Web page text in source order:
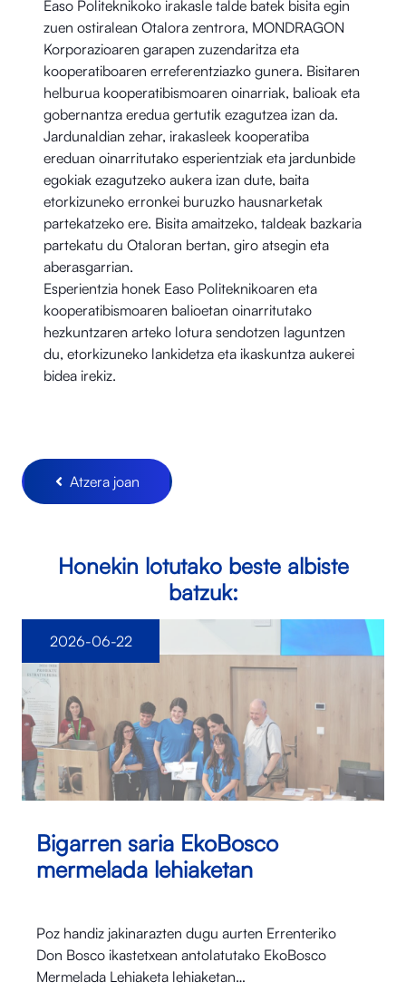
Easo Politeknikoko irakasle talde batek bisita egin
zuen ostiralean Otalora⁠ zentrora, MONDRAGON
Korporazioaren garapen zuzendaritza eta
kooperatiboaren erreferentziazko gunera. Bisitaren
helburua kooperatibismoaren oinarriak, balioak eta
gobernantza eredua gertutik ezagutzea izan da.
Jardunaldian zehar, irakasleek kooperatiba
ereduan oinarritutako esperientziak eta jardunbide
egokiak ezagutzeko aukera izan dute, baita
etorkizuneko erronkei buruzko hausnarketak
partekatzeko ere. Bisita amaitzeko, taldeak bazkaria
partekatu du Otaloran bertan, giro atsegin eta
aberasgarrian.
Esperientzia honek Easo Politeknikoaren eta
kooperatibismoaren balioetan oinarritutako
hezkuntzaren arteko lotura sendotzen laguntzen
du, etorkizuneko lankidetza eta ikaskuntza aukerei
bidea irekiz.
Atzera joan
Honekin lotutako beste albiste
batzuk:
Bigarren saria EkoBosco
mermelada lehiaketan
Poz handiz jakinarazten dugu aurten Errenteriko
Don Bosco ikastetxean antolatutako EkoBosco
Mermelada Lehiaketa lehiaketan…
2026-06-22